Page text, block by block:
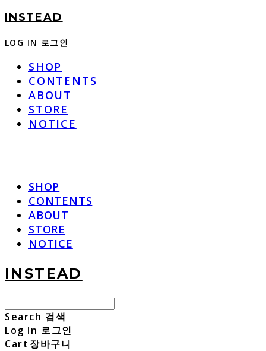
INSTEAD
LOG IN 로그인
SHOP
CONTENTS
ABOUT
STORE
NOTICE
SHOP
CONTENTS
ABOUT
STORE
NOTICE
INSTEAD
Search 검색
Log In 로그인
Cart 장바구니